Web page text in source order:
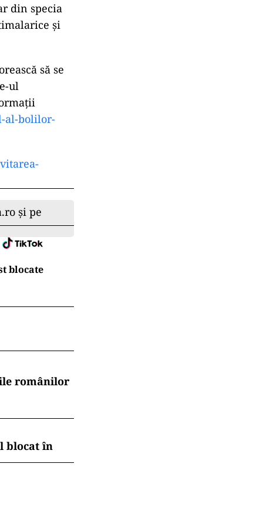
din specia
și
să se
ul
al-bolilor-
și pe
blocate
românilor
blocat în